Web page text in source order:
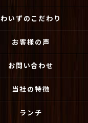
わいずのこだわり
お客様の声
お問い合わせ
当社の特徴
ランチ